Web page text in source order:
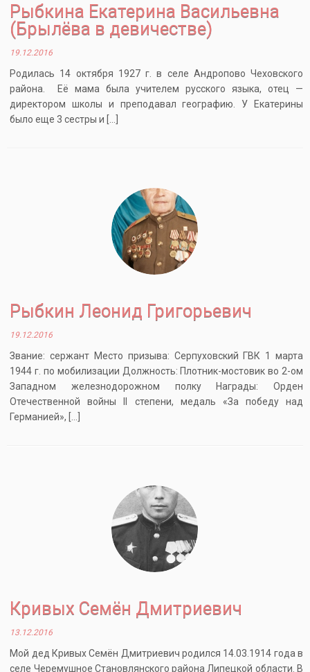
Рыбкина Екатерина Васильевна
(Брылёва в девичестве)
19.12.2016
Родилась 14 октября 1927 г. в селе Андропово Чеховского
района. Её мама была учителем русского языка, отец —
директором школы и преподавал географию. У Екатерины
было еще 3 сестры и […]
Рыбкин Леонид Григорьевич
19.12.2016
Звание: сержант Место призыва: Серпуховский ГВК 1 марта
1944 г. по мобилизации Должность: Плотник-мостовик во 2-ом
Западном железнодорожном полку Награды: Орден
Отечественной войны II степени, медаль «За победу над
Германией», […]
Кривых Семён Дмитриевич
13.12.2016
Мой дед Кривых Семён Дмитриевич родился 14.03.1914 года в
селе Черемушное Становлянского района Липецкой области. В